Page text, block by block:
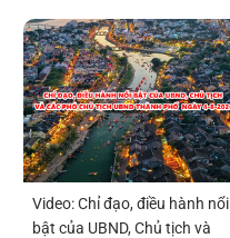
Video: Chỉ đạo, điều hành nổi
bật của UBND, Chủ tịch và